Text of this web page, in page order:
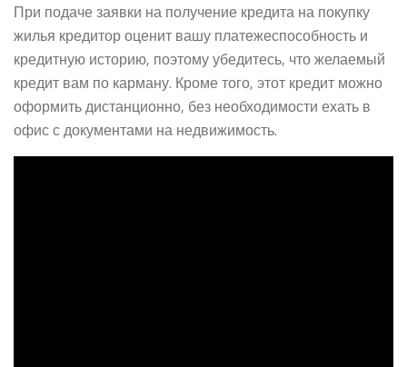
При подаче заявки на получение кредита на покупку
жилья кредитор оценит вашу платежеспособность и
кредитную историю, поэтому убедитесь, что желаемый
кредит вам по карману. Кроме того, этот кредит можно
оформить дистанционно, без необходимости ехать в
офис с документами на недвижимость.